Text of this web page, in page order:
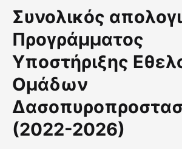
Συνολικός
Προγράμματος
Υποστήριξης
Ομάδων
(2022-2026)